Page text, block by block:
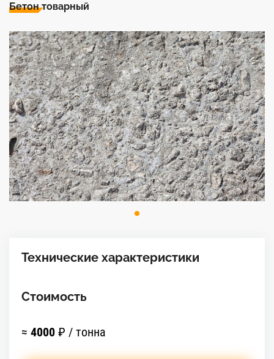
Бетон товарный
Технические характеристики
Стоимость
≈ 4000 ₽ / тонна